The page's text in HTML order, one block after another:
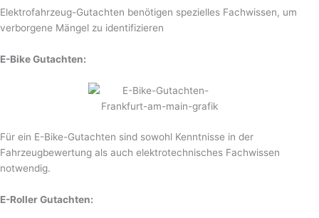
Elektrofahrzeug-Gutachten benötigen spezielles Fachwissen, um
verborgene Mängel zu identifizieren
E-Bike Gutachten:
Für ein E-Bike-Gutachten sind sowohl Kenntnisse in der
Fahrzeugbewertung als auch elektrotechnisches Fachwissen
notwendig.
E-Roller Gutachten: